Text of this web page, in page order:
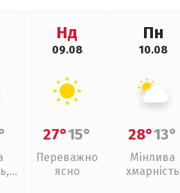
Нд
09.08
27°15°
Переважно
ясно
Пн
10.08
28°13°
Мінлива
хмарність